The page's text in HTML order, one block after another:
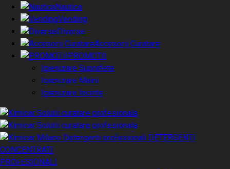
Nautica
Vending
Diverse
Accesorii Curatare
PROMOTII
Igienizare Suprafete
Igienizare Maini
Igienizare Incinte
DETERGENTI
CONCENTRATI
PROFESIONALI